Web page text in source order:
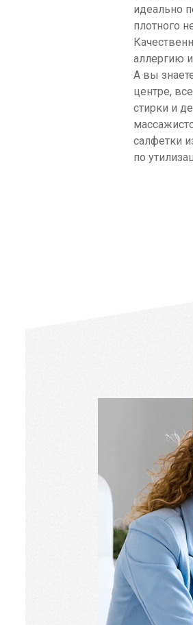
идеально
плотного
аллергию
А вы
центре,
стирки и
салфетки
по